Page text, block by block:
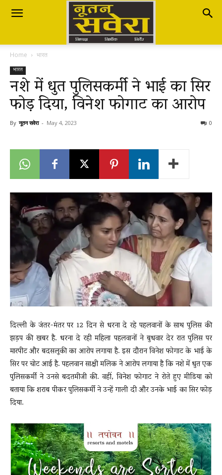
Nutan
Savera
नूतन
Breaking
LIVE
Home भारत
भारत
नशे में धुत पुलिसकर्मी ने भाई का सिर
फोड़ दिया, विनेश फोगाट का आरोप
By नूतन सवेरा - May 4, 2023 0
दिल्ली के जंतर-मंतर पर 12 दिन से धरना दे रहे पहलवानों के साथ पुलिस की
झड़प की खबर है. धरना दे रही महिला पहलवानों ने बुधवार देर रात पुलिस पर
मारपीट और बदसलूकी का आरोप लगाया है. इस दौरान विनेश फोगाट के भाई के
सिर पर चोट आई है. पहलवान साक्षी मलिक ने आरोप लगाया है कि नशे में धुत एक
पुलिसकर्मी ने उनसे बदतमीजी की. वहीं, विनेश फोगाट ने रोते हुए मीडिया को
बताया कि शराब पीकर पुलिसकर्मी ने उन्हें गाली दी और उनके भाई का सिर फोड़
दिया.